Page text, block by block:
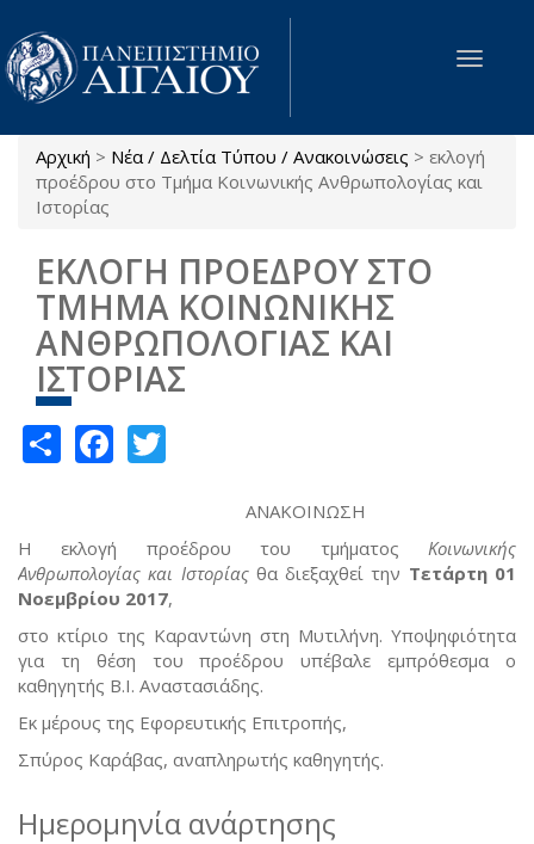
Παράκαμψη προς το κυρίως περιεχόμενο
Toggle
Είστε εδώ
Αρχική > Νέα / Δελτία Τύπου / Ανακοινώσεις > εκλογή
προέδρου στο Τμήμα Κοινωνικής Ανθρωπολογίας και
Ιστορίας
ΕΚΛΟΓΗ ΠΡΟΕΔΡΟΥ ΣΤΟ
ΤΜΗΜΑ ΚΟΙΝΩΝΙΚΗΣ
ΑΝΘΡΩΠΟΛΟΓΙΑΣ ΚΑΙ
ΙΣΤΟΡΙΑΣ
ShareFacebook
ΑΝΑΚΟΙΝΩΣΗ
Η εκλογή προέδρου του τμήματος Κοινωνικής
Ανθρωπολογίας και Ιστορίας θα διεξαχθεί την Τετάρτη 01
Νοεμβρίου 2017,
στο κτίριο της Καραντώνη στη Μυτιλήνη. Υποψηφιότητα
για τη θέση του προέδρου υπέβαλε εμπρόθεσμα ο
καθηγητής Β.Ι. Αναστασιάδης.
Εκ μέρους της Εφορευτικής Επιτροπής,
Σπύρος Καράβας, αναπληρωτής καθηγητής.
Ημερομηνία ανάρτησης